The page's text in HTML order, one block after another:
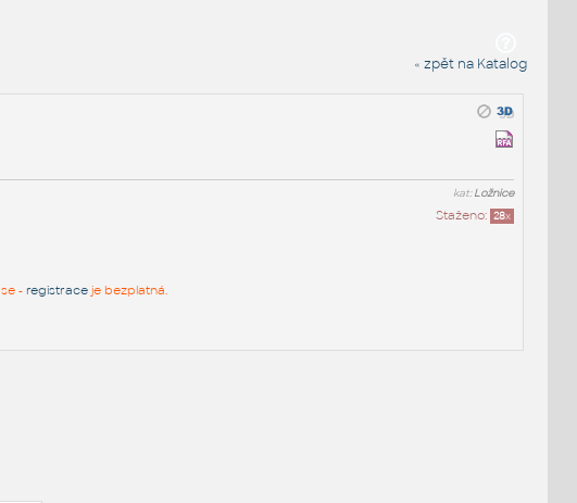
« zpět na Katalog
kat:Ložnice
Staženo: 28x
- registraceje bezplatná.